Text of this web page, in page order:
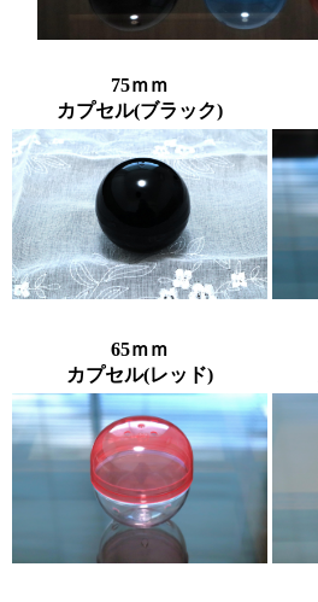
75ｍｍ
カプセル(ブラック)
65ｍｍ
カプセル(レッド)